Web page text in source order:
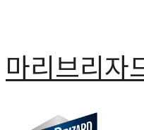
마리브리자